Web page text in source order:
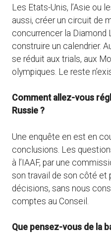
Les Etats-Unis, l’Asie ou
aussi, créer un circuit de
concurrencer la Diamond
construire un calendrier.
se réduit aux trials, aux
olympiques. Le reste
Comment allez-vous
Russie ?
Une enquête en est en
conclusions. Les
à l’IAAF, par une
son travail de son côté et
décisions, sans nous
comptes au Conseil.
Que pensez-vous de la